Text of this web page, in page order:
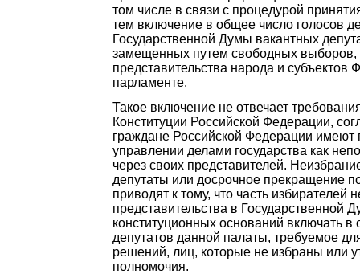
том числе в связи с процедурой
тем включение в общее число голосов
Государственной Думы вакантных
замещенных путем свободных выборов,
представительства народа и субъектов
парламенте.
Такое включение не отвечает
Конституции Российской Федерации,
граждане Российской Федерации имеют
управлении делами государства как
через своих представителей.
депутаты или досрочное прекращение
приводят к тому, что часть избирателей
представительства в Государственной
конституционных оснований включать в
депутатов данной палаты, требуемое
решений, лиц, которые не избраны или
полномочия.